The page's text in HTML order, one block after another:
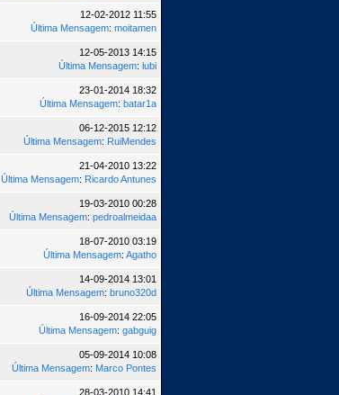
12-02-2012 11:55
Última Mensagem: moitamen
12-05-2013 14:15
Última Mensagem: lubi
23-01-2014 18:32
Última Mensagem: batar1a
06-12-2015 12:12
Última Mensagem: RuiMendes
21-04-2010 13:22
Última Mensagem: Ricardo Antunes
19-03-2010 00:28
Última Mensagem: pedroalmeidaa
18-07-2010 03:19
Última Mensagem: Agatho
14-09-2014 13:01
Última Mensagem: bruno320d
16-09-2014 22:05
Última Mensagem: gabguig
05-09-2014 10:08
Última Mensagem: Marco Pontes
28-03-2010 14:41